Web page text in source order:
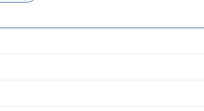
用しており、手にフィットするソフトな手触りに。